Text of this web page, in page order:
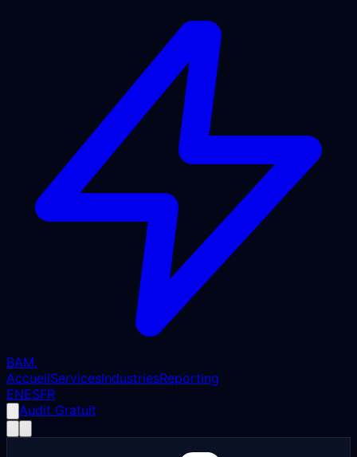
BAM.
AccueilServicesIndustriesReporting
ENESFR
Audit Gratuit